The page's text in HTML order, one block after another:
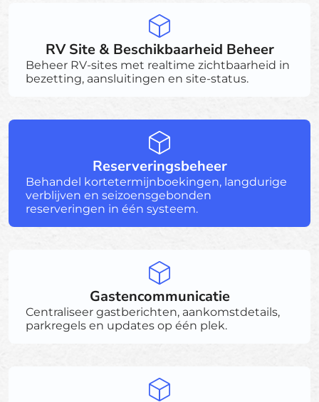
RV Site & Beschikbaarheid Beheer
Beheer RV-sites met realtime zichtbaarheid in
bezetting, aansluitingen en site-status.
Reserveringsbeheer
Behandel kortetermijnboekingen, langdurige
verblijven en seizoensgebonden
reserveringen in één systeem.
Gastencommunicatie
Centraliseer gastberichten, aankomstdetails,
parkregels en updates op één plek.